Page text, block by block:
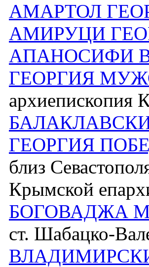
АМАРТОЛ
АМИРУЦИ
АПАНОСИФИ
ГЕОРГИЯ
архиепископия
ГЕОРГИЯ
близ
Крымской
БОГОВАДЖА
ст. Шабацко-